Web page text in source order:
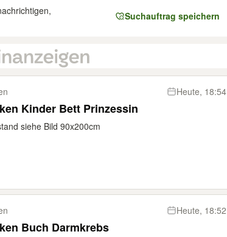
Suchauftrag speichern
Heute, 18:54
Kinder Bett Prinzessin
siehe Bild 90x200cm
Heute, 18:52
Buch Darmkrebs